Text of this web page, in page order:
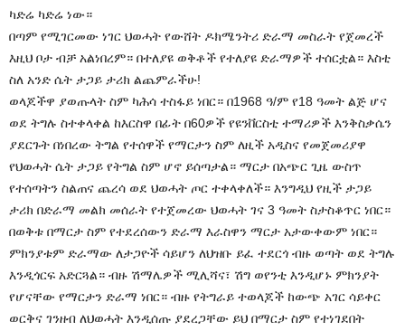
ካድሬ ካድሬ ነው።
በጣም የሚገርመው ነገር ህወሓት የውሸት ዶክሜንትሪ ድራማ መስራት የጀመረች
እዚህ ቦታ ብቻ አልነበረም። በተለያዩ ወቅቶች የተለያዩ ድራማዎች ተሰርቷል። እስቲ
ስለ አንድ ሴት ታጋይ ታሪክ ልጨምራችሁ!
ወላጆችዋ ያወጡላት ስም ካሕሳ ተስፋይ ነበር። በ1968 ዓ/ም የ18 ዓመት ልጅ ሆና
ወደ ትግሉ ስተቀላቀል ከእርስዋ በፊት በ60ዎች የዩንቨርስቲ ተማሪዎች እንቅስቃሴን
ያደርጉት በነበረው ትግል የተሰዋች የማርታን ስም ለዚች አዲስና የመጀመሪያዋ
የህወሓት ሴት ታጋይ የትግል ስም ሆኖ ይሰጣታል። ማርታ በአጭር ጊዜ ውስጥ
የተሰጣትን ስልጠና ጨረሳ ወደ ህወሓት ጦር ተቀላቀለች። እንግዲህ የዚች ታጋይ
ታሪክ በድራማ መልክ መሰራት የተጀመረው ህወሓት ገና 3 ዓመት ስታስቆጥር ነበር።
በወቅቱ በማርታ ስም የተደረሰውን ድራማ እራስዋን ማርታ አታውቀውም ነበር።
ምክንያቱም ድራማው ለታጋዮች ሳይሆን ለህዝቡ ይፈ ተደርጎ ብዙ ወጣት ወደ ትግሉ
እንዲጎርፍ አድርጓል። ብዙ ሽማሌዎች ሚሊሻና፣ ሽግ ወየንቲ እንዲሆኑ ምክንያት
የሆናቸው የማርታን ድራማ ነበር። ብዙ የትግራይ ተወላጆች ከውጭ አገር ሳይቀር
ወርቅና ገንዘብ ለህወሓት እንዲሰጡ ያደረጋቸው ይህ በማርታ ስም የተነገደበት